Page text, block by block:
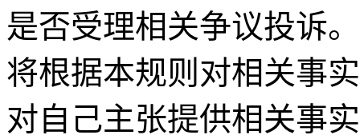
是否受理相关争议投诉
将根据本规则对相关事
对自己主张提供相关事